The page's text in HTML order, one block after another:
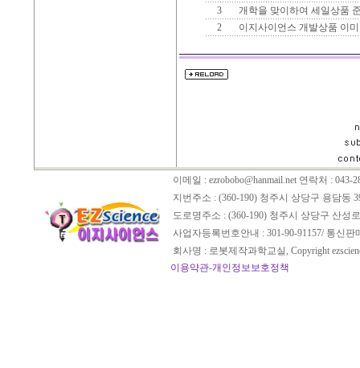
3
개학을 맞이하여 세일상품
2
이지사이언스 개발상품 이
이메일 : ezrobobo@hanmail.net 연락처 : 043-
지번주소 : (360-190) 청주시 상당구 용담동
도로명주소 : (360-190) 청주시 상당구 산성
사업자등록번호안내 : 301-90-91157/ 통신
회사명 : 로봇제작과학교실, Copyright
이용약관-개인정보보호정책